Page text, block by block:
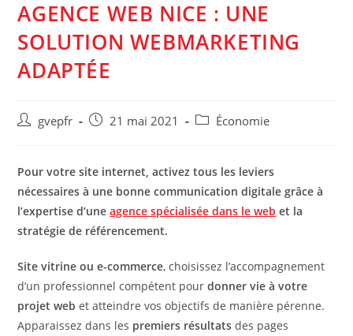
AGENCE WEB NICE : UNE
SOLUTION WEBMARKETING
ADAPTÉE
Auteur/autrice
publication :
gvepfr
Post21 mai 2021
PostÉconomie
Pour votre site internet, activez tous les leviers
nécessaires à une bonne communication digitale grâce à
l’expertise d’uneagence spécialisée dans le web et la
stratégie de référencement.
Site vitrine ou e-commerce, choisissez l’accompagnement
d’un professionnel compétent pourdonner vie à votre
projet webet atteindre vos objectifs de manière pérenne.
Apparaissez dans les premiers résultats des pages